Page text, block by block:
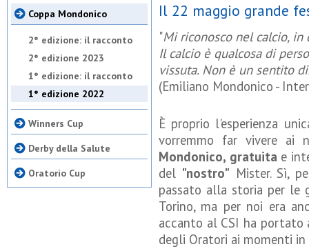
Coppa Mondonico
2° edizione: il racconto
2° edizione 2023
1° edizione: il racconto
1° edizione 2022
Winners Cup
Derby della Salute
Oratorio Cup
Il 22 maggio grande
"Mi riconosco nel calcio,
Il calcio è qualcosa di
vissuta. Non è un sentito
(Emiliano Mondonico -
È proprio l'esperienza
vorremmo far vivere ai
Mondonico, gratuita e
del "nostro" Mister. Sì,
passato alla storia per le
Torino, ma per noi era
accanto al CSI ha portato
degli Oratori ai momenti